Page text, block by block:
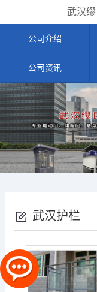
武汉
公司介绍
公司资讯
武汉护栏